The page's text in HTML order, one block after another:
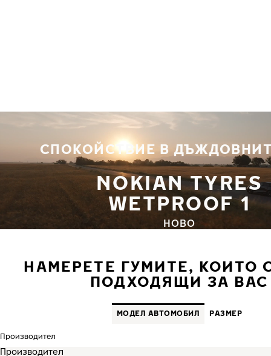
СПОКОЙСТВИЕ В
NOKIAN TYRES
WETPROOF 1
НОВО
НАМЕРЕТЕ ГУМИТЕ, КОИТО
ПОДХОДЯЩИ ЗА ВАС
MОДЕЛ АВТОМОБИЛ PАЗМЕР
Производител